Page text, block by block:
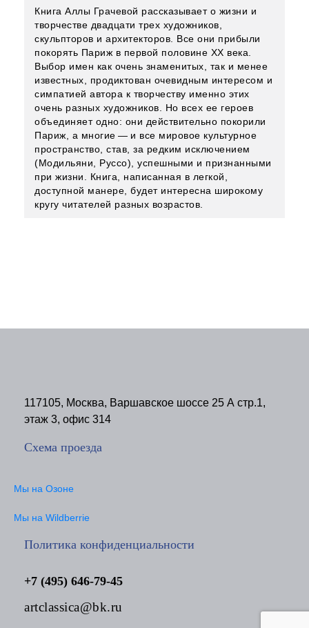
Книга Аллы Грачевой рассказывает о жизни и
творчестве двадцати трех художников,
скульпторов и архитекторов. Все они прибыли
покорять Париж в первой половине ХХ века.
Выбор имен как очень знаменитых, так и менее
известных, продиктован очевидным интересом и
симпатией автора к творчеству именно этих
очень разных художников. Но всех ее героев
объединяет одно: они действительно покорили
Париж, а многие — и все мировое культурное
пространство, став, за редким исключением
(Модильяни, Руссо), успешными и признанными
при жизни. Книга, написанная в легкой,
доступной манере, будет интересна широкому
кругу читателей разных возрастов.
117105, Москва, Варшавское шоссе 25 А стр.1,
этаж 3, офис 314
Схема проезда
Мы на Озоне
Мы на Wildberrie
Политика конфиденциальности
+7 (495) 646-79-45
artclassica@bk.ru